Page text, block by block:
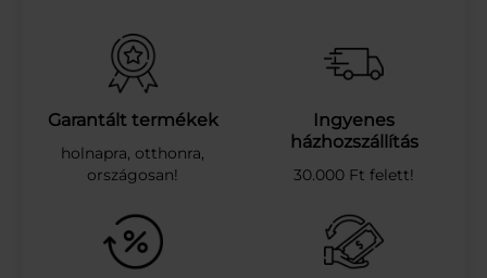
E
A
C
I
R
O
P
E
T
Garantált termékek
holnapra, otthonra,
országosan!
Ingyenes
házhozszállítás
30.000 Ft felett!